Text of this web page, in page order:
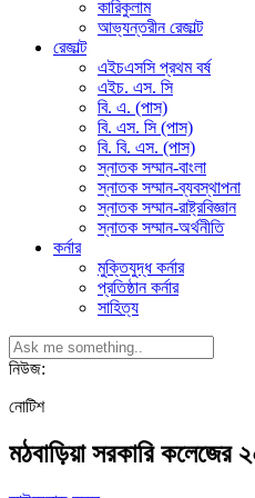
কারিকুলাম
আভ্যন্তরীন রেজাল্ট
রেজাল্ট
এইচএসসি প্রথম বর্ষ
এইচ. এস. সি
বি. এ. (পাস)
বি. এস. সি (পাস)
বি. বি. এস. (পাস)
স্নাতক সম্মান-বাংলা
স্নাতক সম্মান-ব্যবস্থাপনা
স্নাতক সম্মান-রাষ্ট্রবিজ্ঞান
স্নাতক সম্মান-অর্থনীতি
কর্নার
মুক্তিযুদ্ধ কর্নার
প্রতিষ্ঠান কর্নার
সাহিত্য
নিউজ:
নোটিশ
মঠবাড়িয়া সরকারি কলেজের